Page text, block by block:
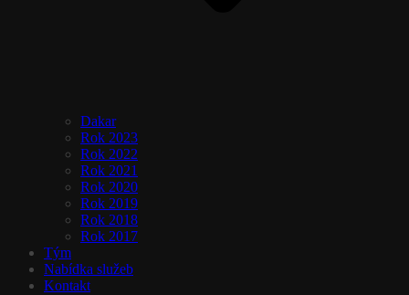
Dakar
Rok 2023
Rok 2022
Rok 2021
Rok 2020
Rok 2019
Rok 2018
Rok 2017
Tým
Nabídka služeb
Kontakt